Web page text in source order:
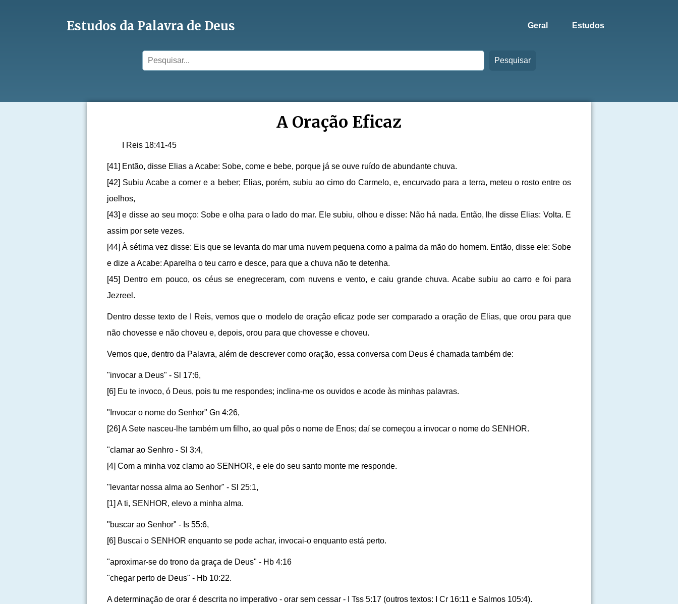
Estudos da Palavra de Deus Geral Estudos
Pesquisar
A Oração Eficaz
I Reis 18:41-45
[41] Então, disse Elias a Acabe: Sobe, come e bebe, porque já se ouve ruído de abundante chuva.
[42] Subiu Acabe a comer e a beber; Elias, porém, subiu ao cimo do Carmelo, e, encurvado para a terra, meteu o rosto entre os
joelhos,
[43] e disse ao seu moço: Sobe e olha para o lado do mar. Ele subiu, olhou e disse: Não há nada. Então, lhe disse Elias: Volta. E
assim por sete vezes.
[44] À sétima vez disse: Eis que se levanta do mar uma nuvem pequena como a palma da mão do homem. Então, disse ele: Sobe
e dize a Acabe: Aparelha o teu carro e desce, para que a chuva não te detenha.
[45] Dentro em pouco, os céus se enegreceram, com nuvens e vento, e caiu grande chuva. Acabe subiu ao carro e foi para
Jezreel.
Dentro desse texto de I Reis, vemos que o modelo de oraçâo eficaz pode ser comparado a oração de Elias, que orou para que
não chovesse e não choveu e, depois, orou para que chovesse e choveu.
Vemos que, dentro da Palavra, além de descrever como oração, essa conversa com Deus é chamada também de:
"invocar a Deus" - Sl 17:6,
[6] Eu te invoco, ó Deus, pois tu me respondes; inclina-me os ouvidos e acode às minhas palavras.
"Invocar o nome do Senhor" Gn 4:26,
[26] A Sete nasceu-lhe também um filho, ao qual pôs o nome de Enos; daí se começou a invocar o nome do SENHOR.
"clamar ao Senhro - Sl 3:4,
[4] Com a minha voz clamo ao SENHOR, e ele do seu santo monte me responde.
"levantar nossa alma ao Senhor" - Sl 25:1,
[1] A ti, SENHOR, elevo a minha alma.
"buscar ao Senhor" - Is 55:6,
[6] Buscai o SENHOR enquanto se pode achar, invocai-o enquanto está perto.
"aproximar-se do trono da graça de Deus" - Hb 4:16
"chegar perto de Deus" - Hb 10:22.
A determinação de orar é descrita no imperativo - orar sem cessar - I Tss 5:17 (outros textos: I Cr 16:11 e Salmos 105:4).